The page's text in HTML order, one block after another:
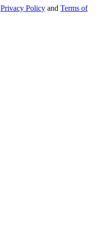
Privacy Policy and Terms of